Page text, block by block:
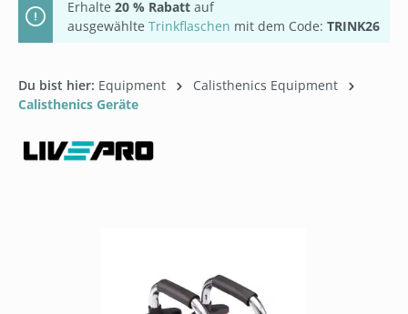
Erhalte 20 % Rabatt auf
ausgewählte Trinkflaschen mit dem Code: TRINK26
Du bist hier: Equipment
Calisthenics Equipment
Calisthenics Geräte